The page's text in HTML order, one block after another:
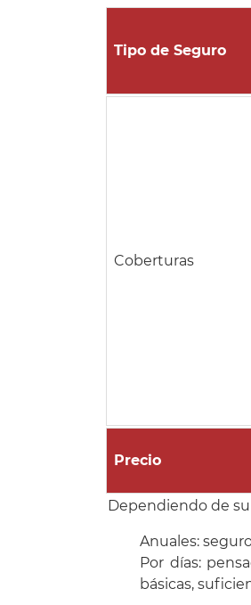
Tipo de Seguro
Coberturas
Precio
Dependiendo de
Anuales:
Por días:
básicas,